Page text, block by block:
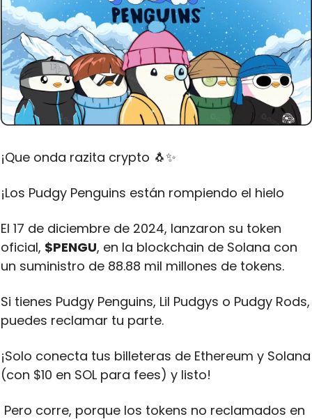
¡Que onda razita crypto 🐧✨
¡Los Pudgy Penguins están rompiendo el hielo
El 17 de diciembre de 2024, lanzaron su token
oficial, $PENGU, en la blockchain de Solana con
un suministro de 88.88 mil millones de tokens.
Si tienes Pudgy Penguins, Lil Pudgys o Pudgy Rods,
puedes reclamar tu parte.
¡Solo conecta tus billeteras de Ethereum y Solana
(con $10 en SOL para fees) y listo!